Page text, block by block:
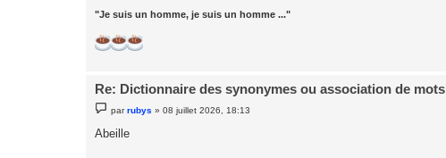
"Je suis un homme, je suis un homme ..."
Re: Dictionnaire des synonymes ou association de mots
e
s
parrubys »08 juillet 2026, 18:13
Abeille